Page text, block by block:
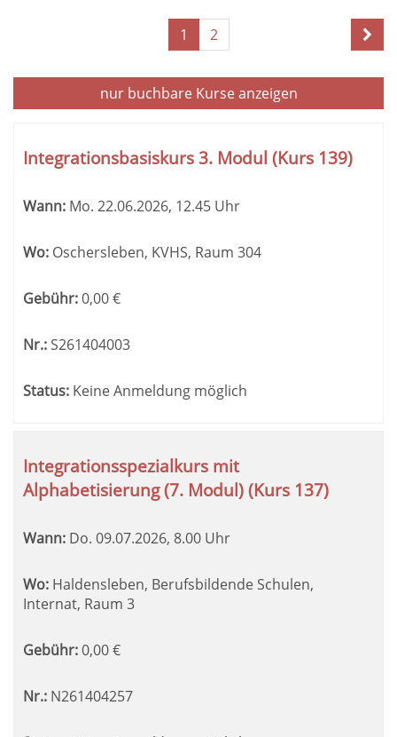
1 2
nur buchbareKurse anzeigen
Tabellenüberschriften
können
werden.
Integrationsbasiskurs 3. Modul (Kurs 139)
Wann: Mo. 22.06.2026, 12.45 Uhr
Wo: Oschersleben, KVHS, Raum 304
Gebühr:0,00€
Nr.:S261404003
Status: Keine Anmeldung möglich
Integrationsspezialkurs mit
Alphabetisierung (7. Modul) (Kurs 137)
Wann: Do. 09.07.2026, 8.00 Uhr
Wo: Haldensleben, Berufsbildende Schulen,
Internat, Raum 3
Gebühr:0,00€
Nr.: N261404257